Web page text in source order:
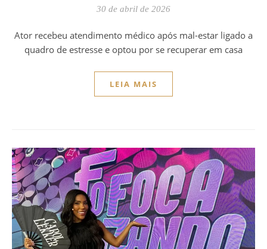
30 de abril de 2026
Ator recebeu atendimento médico após mal-estar ligado a
quadro de estresse e optou por se recuperar em casa
LEIA MAIS